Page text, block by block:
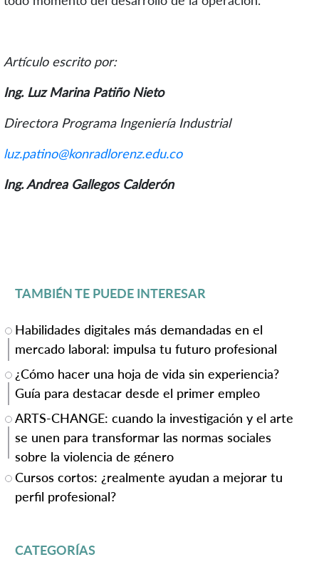
Artículo escrito por:
Ing. Luz Marina Patiño Nieto
Directora Programa Ingeniería Industrial
luz.patino@konradlorenz.edu.co
Ing. Andrea Gallegos Calderón
TAMBIÉN TE PUEDE INTERESAR
Habilidades digitales más demandadas en el
mercado laboral: impulsa tu futuro profesional
¿Cómo hacer una hoja de vida sin experiencia?
Guía para destacar desde el primer empleo
ARTS-CHANGE: cuando la investigación y el arte
se unen para transformar las normas sociales
sobre la violencia de género
Cursos cortos: ¿realmente ayudan a mejorar tu
perfil profesional?
CATEGORÍAS